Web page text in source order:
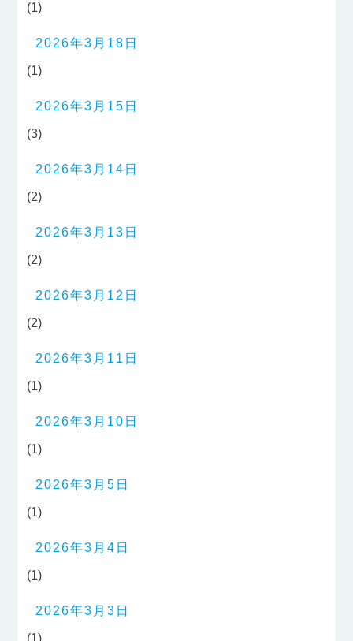
(1)
2026年3月18日
(1)
2026年3月15日
(3)
2026年3月14日
(2)
2026年3月13日
(2)
2026年3月12日
(2)
2026年3月11日
(1)
2026年3月10日
(1)
2026年3月5日
(1)
2026年3月4日
(1)
2026年3月3日
(1)